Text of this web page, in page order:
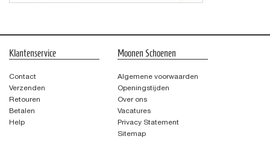
Klantenservice
Contact
Verzenden
Retouren
Betalen
Help
Moonen Schoenen
Algemene voorwaarden
Openingstijden
Over ons
Vacatures
Privacy Statement
Sitemap